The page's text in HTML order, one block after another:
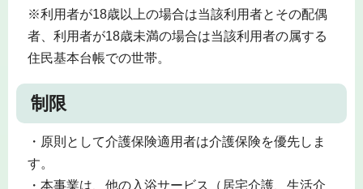
※利用者が18歳以上の場合は当該利用者とその配偶
者、利用者が18歳未満の場合は当該利用者の属する
住民基本台帳での世帯。
制限
・原則として介護保険適用者は介護保険を優先しま
す。
・本事業は、他の入浴サービス（居宅介護、生活介